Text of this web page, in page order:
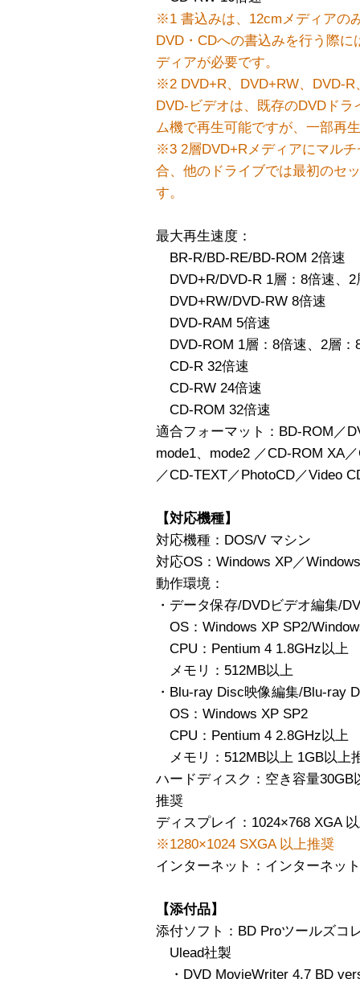
※1 書込みは、12cmメディアの
DVD・CDへの書込みを行う際
ディアが必要です。
※2 DVD+R、DVD+RW、DVD-
DVD-ビデオは、既存のDVDド
ム機で再生可能ですが、一部再
※3 2層DVD+Rメディアにマル
合、他のドライブでは最初のセ
す。
最大再生速度：
BR-R/BD-RE/BD-ROM 2倍速
DVD+R/DVD-R 1層：8倍速、2
DVD+RW/DVD-RW 8倍速
DVD-RAM 5倍速
DVD-ROM 1層：8倍速、2層：
CD-R 32倍速
CD-RW 24倍速
CD-ROM 32倍速
適合フォーマット：BD-ROM／
mode1、mode2 ／CD-ROM XA
／CD-TEXT／PhotoCD／Video
【対応機種】
対応機種：DOS/V マシン
対応OS：Windows XP／
動作環境：
・データ保存/DVDビデオ編集/
OS：Windows XP SP2/
CPU：Pentium 4 1.8GHz以上
メモリ：512MB以上
・Blu-ray Disc映像編集/Blu-ray
OS：Windows XP SP2
CPU：Pentium 4 2.8GHz以上
メモリ：512MB以上 1GB以上
ハードディスク：空き容量
推奨
ディスプレイ：1024×768 XGA
※1280×1024 SXGA 以上推奨
インターネット：インターネッ
【添付品】
添付ソフト：BD Proツールズコ
Ulead社製
・DVD MovieWriter 4.7 BD